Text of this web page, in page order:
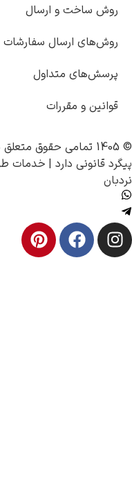
ساخت و ارسال
ارسال سفارشات
متداول
و مقررات
قانونی دارد |خدمات